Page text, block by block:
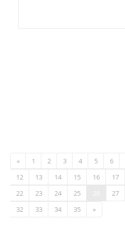
« 1 2 3 4 5 6
12
13 14 15 16 17
22
23 24 25 27
32
33 34 35 »